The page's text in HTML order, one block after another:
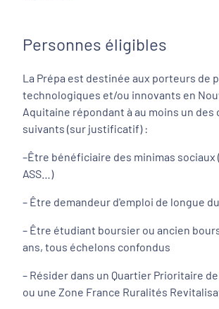
Personnes éligibles
La Prépa est destinée aux porteurs de
technologiques et/ou innovants en
Aquitaine répondant à au moins un des
suivants (sur justificatif) :
–Être bénéficiaire des minimas sociaux
ASS…)
– Être demandeur d'emploi de longue
– Être étudiant boursier ou ancien
ans, tous échelons confondus
– Résider dans un Quartier Prioritaire de
ou une Zone France Ruralités